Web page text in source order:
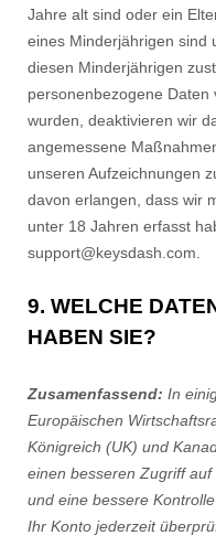
Jahre alt sind oder ein
eines Minderjährigen sind
diesen Minderjährigen
personenbezogene
wurden, deaktivieren wir
angemessene
unseren Aufzeichnungen
davon erlangen, dass wir
unter 18 Jahren erfasst
support@keysdash.com
9. WELCHE
HABEN SIE?
Zusamenfassend: In
Europäischen
Königreich (UK) und
einen besseren Zugriff
und eine bessere
Ihr Konto jederzeit